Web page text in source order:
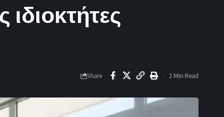
ιδιοκτήτες
Share 2 Min Read